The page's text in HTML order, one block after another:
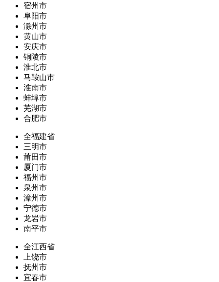
宿州市
阜阳市
滁州市
黄山市
安庆市
铜陵市
淮北市
马鞍山市
淮南市
蚌埠市
芜湖市
合肥市
全福建省
三明市
莆田市
厦门市
福州市
泉州市
漳州市
宁德市
龙岩市
南平市
全江西省
上饶市
抚州市
宜春市